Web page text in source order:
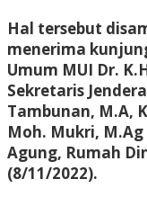
Hal tersebut
menerima
Umum MUI Dr.
Sekretaris
Tambunan, M.A,
Moh. Mukri,
Agung, Rumah
(8/11/2022).